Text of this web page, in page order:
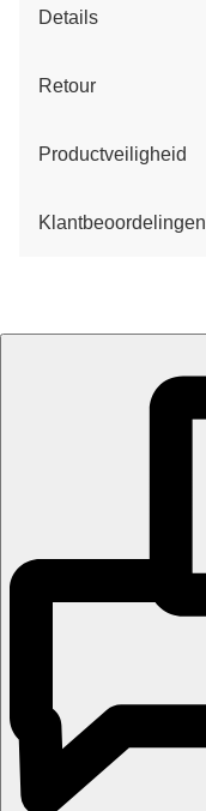
Details
Retour
Productveiligheid
Klantbeoordelingen